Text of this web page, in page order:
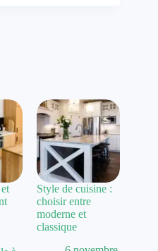
Style de cuisine :
choisir entre
moderne et
classique